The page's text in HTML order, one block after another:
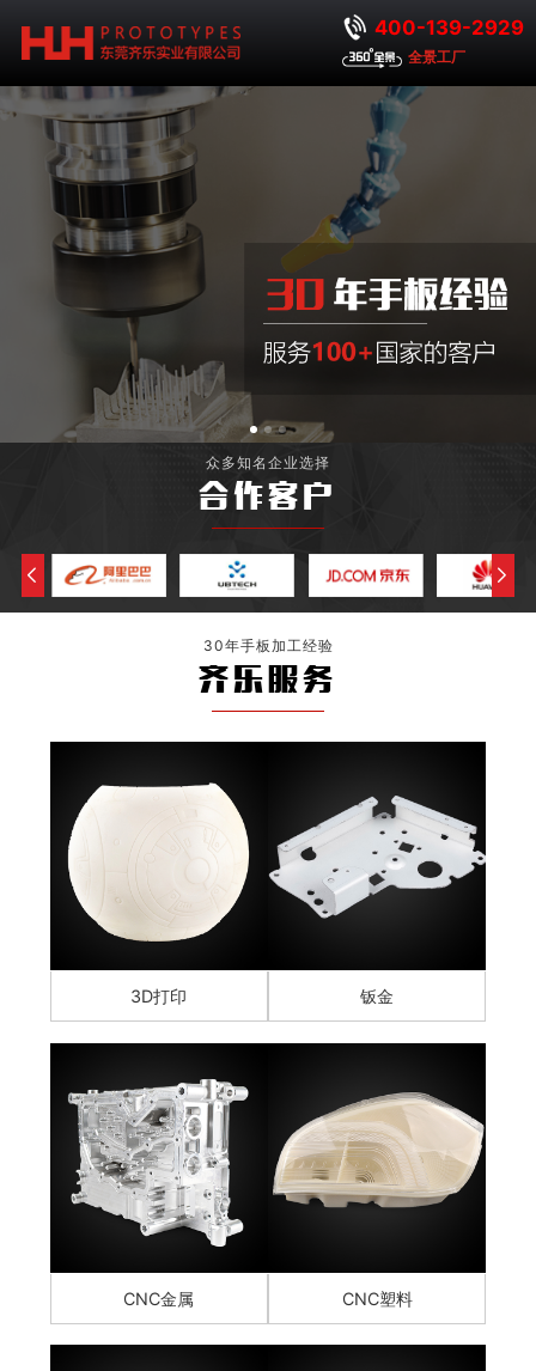
400-139-2929
全景工厂
众多知名企业选择
合作客户
30年手板加工经验
齐乐服务
3D打印 钣金
CNC金属 CNC塑料